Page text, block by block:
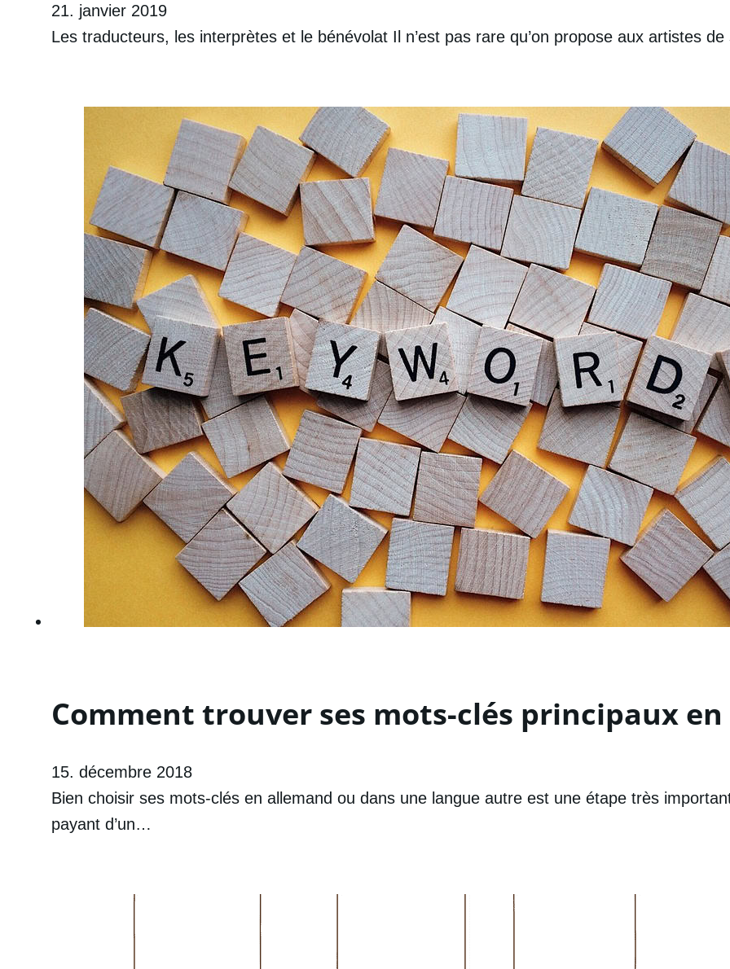
21. janvier 2019
Les traducteurs, les interprètes et le bénévolat Il n’est pas rare qu’on propose aux artistes
Comment trouver ses mots-clés principaux
15. décembre 2018
Bien choisir ses mots-clés en allemand ou dans une langue autre est une étape très
payant d’un…